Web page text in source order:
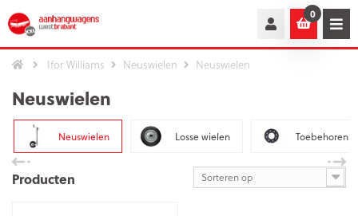
0
Ifor Williams Neuswielen Neuswielen
Neuswielen
Neuswielen Losse wielen Toebehoren
Producten Sorteren op